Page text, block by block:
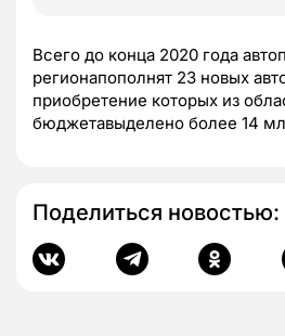
Всего до конца 2020 года
регионапополнят 23 новых
приобретение которых из
бюджетавыделено более 14
Поделиться новостью: